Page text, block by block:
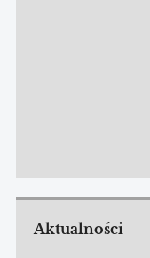
Aktualności